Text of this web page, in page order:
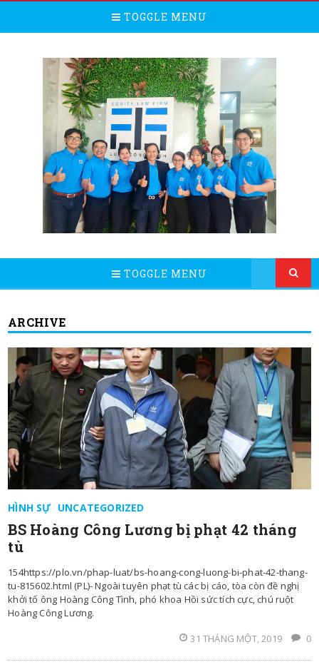
TOGGLE MENU
TOGGLE MENU
ARCHIVE
HÌNH SỰ UNCATEGORIZED
BS Hoàng Công Lương bị phạt 42 tháng
tù
154https://plo.vn/phap-luat/bs-hoang-cong-luong-bi-phat-42-thang-
tu-815602.html (PL)- Ngoài tuyên phạt tù các bị cáo, tòa còn đề nghị
khởi tố ông Hoàng Công Tình, phó khoa Hồi sức tích cực, chú ruột
Hoàng Công Lương.
31 THÁNG MỘT, 2019
0